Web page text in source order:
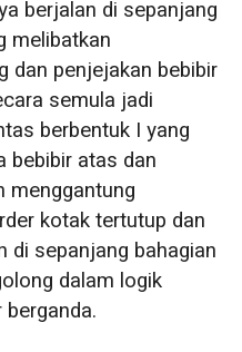
berjalan di sepanjang
melibatkan
dan penjejakan bebibir
semula jadi
berbentuk I yang
bebibir atas dan
menggantung
kotak tertutup dan
di sepanjang bahagian
dalam logik